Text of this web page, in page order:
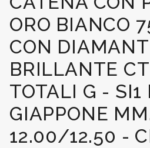
ORO BIANCO
CON
BRILLANTE
TOTALI G - SI1
GIAPPONE
12.00/12.50 -